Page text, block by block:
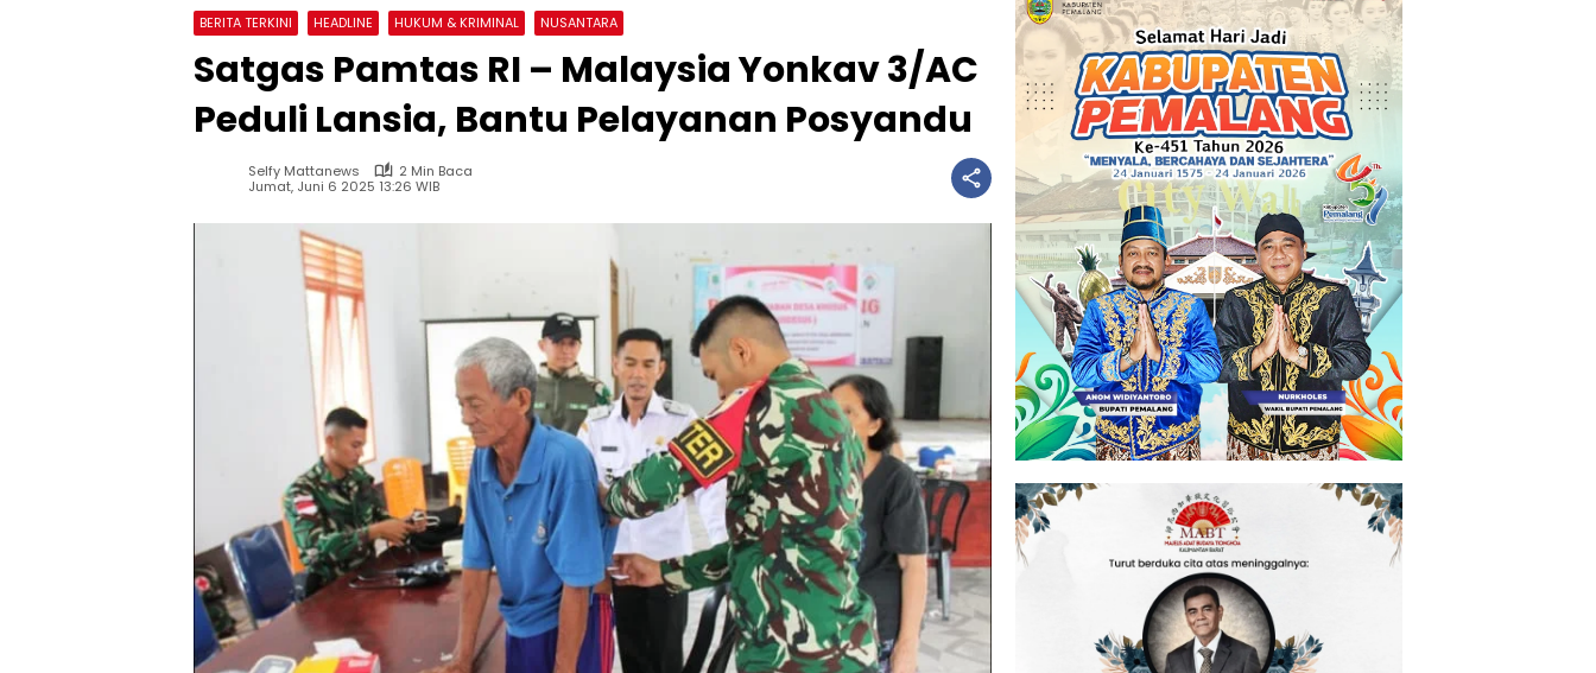
BERITA TERKINI HEADLINE HUKUM & KRIMINAL NUSANTARA
Satgas Pamtas RI – Malaysia Yonkav 3/AC
Peduli Lansia, Bantu Pelayanan Posyandu
Selfy Mattanews
2 Min Baca
Jumat, Juni 6 2025 13:26 WIB